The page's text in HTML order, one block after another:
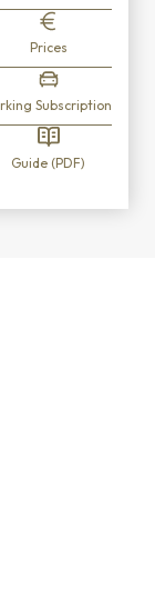
Prices
Subscription
Guide (PDF)